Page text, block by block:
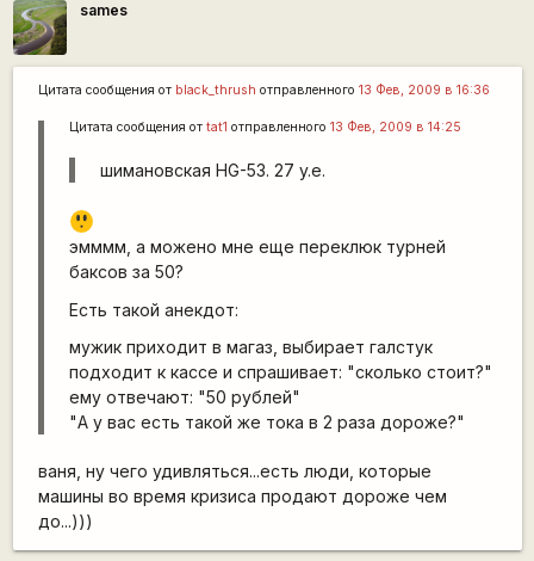
sames
Цитата сообщения от black_thrush отправленного 13 Фев, 2009 в 16:36
Цитата сообщения от tat1 отправленного 13 Фев, 2009 в 14:25
шимановская HG-53. 27 y.e.
:o
эмммм, а можено мне еще переклюк турней
баксов за 50?
Есть такой анекдот:
мужик приходит в магаз, выбирает галстук
подходит к кассе и спрашивает: "сколько стоит?"
ему отвечают: "50 рублей"
"А у вас есть такой же тока в 2 раза дороже?"
ваня, ну чего удивляться...есть люди, которые
машины во время кризиса продают дороже чем
до...)))